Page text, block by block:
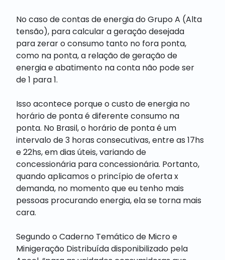
No caso de contas de energia do Grupo A (Alta
tensão), para calcular a geração desejada
para zerar o consumo tanto no fora ponta,
como na ponta, a relação de geração de
energia e abatimento na conta não pode ser
de 1 para 1.
Isso acontece porque o custo de energia no
horário de ponta é diferente consumo na
ponta. No Brasil, o horário de ponta é um
intervalo de 3 horas consecutivas, entre as 17hs
e 22hs, em dias úteis, variando de
concessionária para concessionária. Portanto,
quando aplicamos o princípio de oferta x
demanda, no momento que eu tenho mais
pessoas procurando energia, ela se torna mais
cara.
Segundo o Caderno Temático de Micro e
Minigeração Distribuída disponibilizado pela